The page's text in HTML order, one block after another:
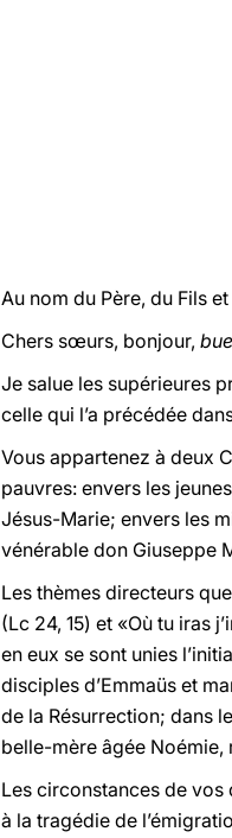
Au nom du Père, du Fils
Chers sœurs, bonjour,
Je salue les supérieures
celle qui l’a précédée
Vous appartenez à deux
pauvres: envers les
Jésus-Marie; envers les
vénérable don Giuseppe
Les thèmes directeurs
(Lc 24, 15) et «Où tu iras
en eux se sont unies
disciples d’Emmaüs et
de la Résurrection; dans
belle-mère âgée Noémie,
Les circonstances de vos
à la tragédie de